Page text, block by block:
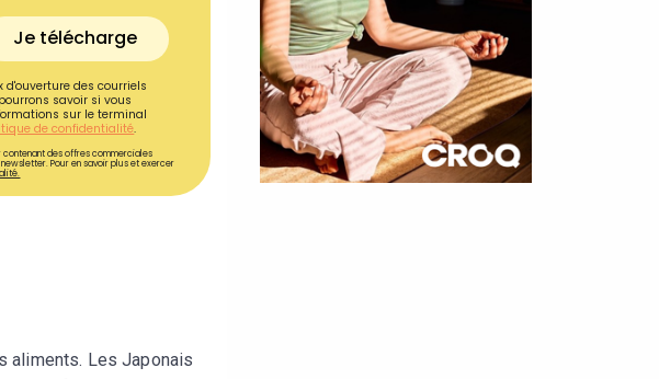
Je télécharge
d'ouverture des courriels
savoir si vous
sur le terminal
de confidentialité.
contenant des offres commerciales
Pour en savoir plus et exercer
aliments. Les Japonais
promotionnelle de